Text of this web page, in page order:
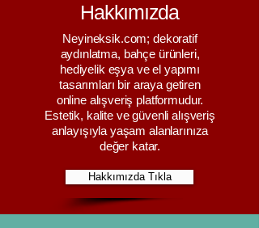
Hakkımızda
Neyineksik.com; dekoratif
aydınlatma, bahçe ürünleri,
hediyelik eşya ve el yapımı
tasarımları bir araya getiren
online alışveriş platformudur.
Estetik, kalite ve güvenli alışveriş
anlayışıyla yaşam alanlarınıza
değer katar.
Hakkımızda Tıkla